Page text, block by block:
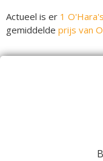
Actueel is er 1
gemiddelde prijs van